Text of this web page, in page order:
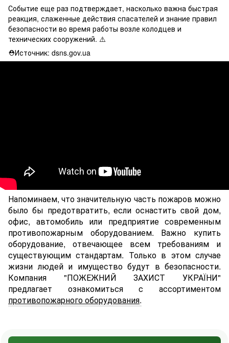
Событие еще раз подтверждает, насколько важна быстрая
реакция, слаженные действия спасателей и знание правил
безопасности во время работы возле колодцев и
технических сооружений. ⚠️
⛑Источник: dsns.gov.ua
Напоминаем, что значительную часть пожаров можно
было бы предотвратить, если оснастить cвой дом,
офис, автомобиль или предприятие современным
противопожарным оборудованием. Важно купить
оборудование, отвечающее всем требованиям и
существующим стандартам. Только в этом случае
жизни людей и имущество будут в безопасности.
Компания "ПОЖЕЖНИЙ ЗАХИСТ УКРАЇНИ"
предлагает ознакомиться с ассортиментом
противопожарного оборудования.